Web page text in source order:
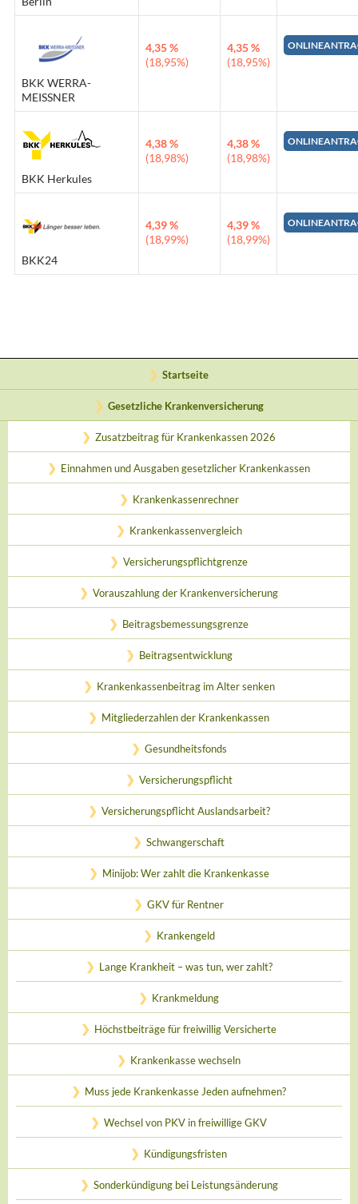
BKK WERRA-
MEISSNER
4,35 %
(18,95%)
4,35 %
(18,95%)
BKK Herkules
4,38 %
(18,98%)
4,38 %
(18,98%)
BKK24
4,39 %
(18,99%)
4,39 %
(18,99%)
Startseite
Gesetzliche Krankenversicherung
Zusatzbeitrag für Krankenkassen 2026
Einnahmen und Ausgaben gesetzlicher Krankenkassen
Krankenkassenrechner
Krankenkassenvergleich
Versicherungspflichtgrenze
Vorauszahlung der Krankenversicherung
Beitragsbemessungsgrenze
Beitragsentwicklung
Krankenkassenbeitrag im Alter senken
Mitgliederzahlen der Krankenkassen
Gesundheitsfonds
Versicherungspflicht
Versicherungspflicht Auslandsarbeit?
Schwangerschaft
Minijob: Wer zahlt die Krankenkasse
GKV für Rentner
Krankengeld
Lange Krankheit – was tun, wer zahlt?
Krankmeldung
Höchstbeiträge für freiwillig Versicherte
Krankenkasse wechseln
Muss jede Krankenkasse Jeden aufnehmen?
Wechsel von PKV in freiwillige GKV
Kündigungsfristen
Sonderkündigung bei Leistungsänderung